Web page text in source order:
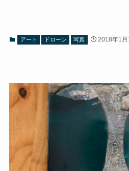
アート ドローン 写真 2018年1月